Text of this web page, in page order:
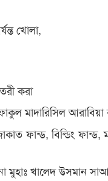
খোলা,
করা
মাদারিসিল
ফান্ড, বিল্ডিং
মুহাঃ খালেদ উসমান